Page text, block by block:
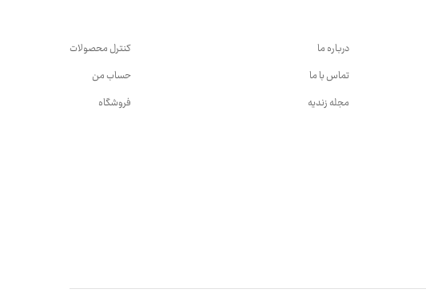
درباره ما
تماس با ما
مجله زندیه
کنترل محصولات
حساب من
فروشگاه